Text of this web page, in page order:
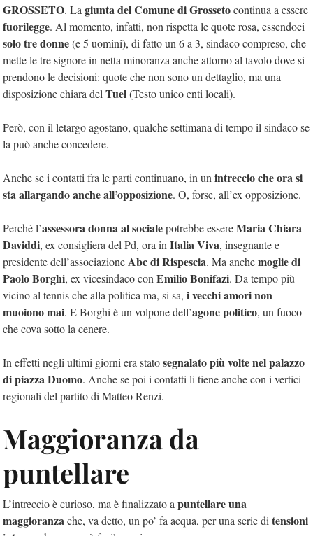
GROSSETO. La giunta del Comune di Grossetocontinua a essere
fuorilegge. Al momento, infatti, non rispetta le quote rosa, essendoci
solo tre donne(e 5 uomini), di fatto un 6 a 3, sindaco compreso, che
mette le tre signore in netta minoranza anche attorno al tavolo dove si
prendono le decisioni: quote che non sono un dettaglio, ma una
disposizione chiara del Tuel(Testo unico enti locali).
Però, con il letargo agostano, qualche settimana di tempo il sindaco se
la può anche concedere.
Anche se i contatti fra le parti continuano, in un intreccio che ora si
sta allargando anche all’opposizione. O, forse, all’ex opposizione.
Perché l’assessora donna al socialepotrebbe essereMaria Chiara
Daviddi, ex consigliera del Pd, ora in Italia Viva, insegnante e
presidente dell’associazioneAbc di Rispescia. Ma anchemoglie di
Paolo Borghi, ex vicesindaco con Emilio Bonifazi. Da tempo più
vicino al tennis che alla politica ma, si sa, i vecchi amori non
muoiono mai. E Borghi è un volpone dell’agone politico, un fuoco
che cova sotto la cenere.
In effetti negli ultimi giorni era statosegnalato più volte nel palazzo
di piazza Duomo. Anche se poi i contatti li tiene anche con i vertici
regionali del partito di Matteo Renzi.
Maggioranza da
puntellare
L’intreccio è curioso, ma è finalizzato a puntellare una
maggioranzache, va detto, un po’ fa acqua, per una serie di tensioni